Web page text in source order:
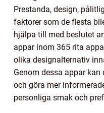
Prestanda, design,
faktorer som de flesta
hjälpa till med beslutet
appar inom 365 rita
olika designalternativ
Genom dessa appar
och göra mer
personliga smak och